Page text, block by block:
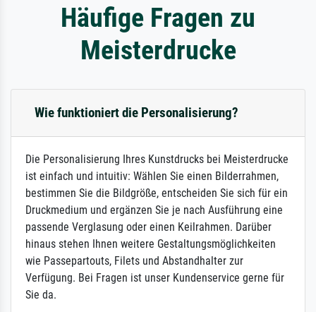
Häufige Fragen zu
Meisterdrucke
Wie funktioniert die Personalisierung?
Die Personalisierung Ihres Kunstdrucks bei Meisterdrucke
ist einfach und intuitiv: Wählen Sie einen Bilderrahmen,
bestimmen Sie die Bildgröße, entscheiden Sie sich für ein
Druckmedium und ergänzen Sie je nach Ausführung eine
passende Verglasung oder einen Keilrahmen. Darüber
hinaus stehen Ihnen weitere Gestaltungsmöglichkeiten
wie Passepartouts, Filets und Abstandhalter zur
Verfügung. Bei Fragen ist unser Kundenservice gerne für
Sie da.